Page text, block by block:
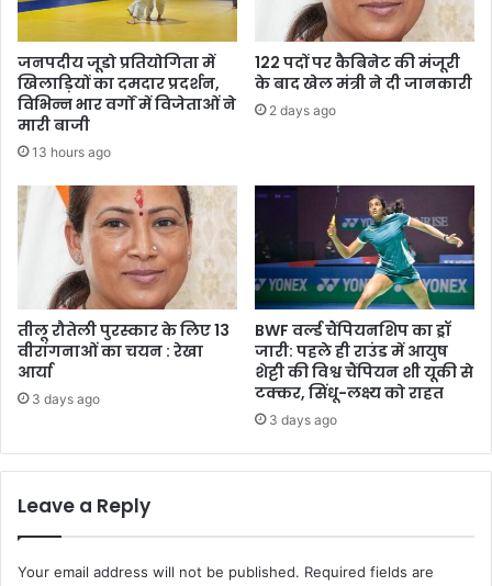
जनपदीय जूडो प्रतियोगिता में
खिलाड़ियों का दमदार प्रदर्शन,
विभिन्न भार वर्गों में विजेताओं ने
मारी बाजी
13 hours ago
122 पदों पर कैबिनेट की मंजूरी
के बाद खेल मंत्री ने दी जानकारी
2 days ago
तीलू रौतेली पुरस्कार के लिए 13
वीरांगनाओं का चयन : रेखा
आर्या
3 days ago
BWF वर्ल्ड चैंपियनशिप का ड्रॉ
जारी: पहले ही राउंड में आयुष
शेट्टी की विश्व चैंपियन शी यूकी से
टक्कर, सिंधू-लक्ष्य को राहत
3 days ago
Leave a Reply
Your email address will not be published. Required fields are